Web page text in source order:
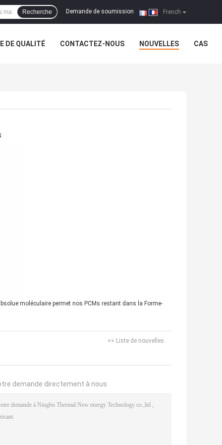
French
Demande de soumission |
Recherche
DE QUALITÉ CONTACTEZ-NOUS NOUVELLES CAS
moléculaire permet nos PCMs restant dans la Forme-
>> Liste de nouvelles
demande directement à nous